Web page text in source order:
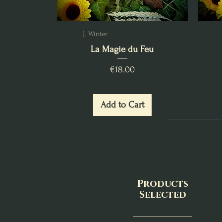
J. Winter
La Magie du Feu
Price
€18.00
Add to Cart
Products
Selected